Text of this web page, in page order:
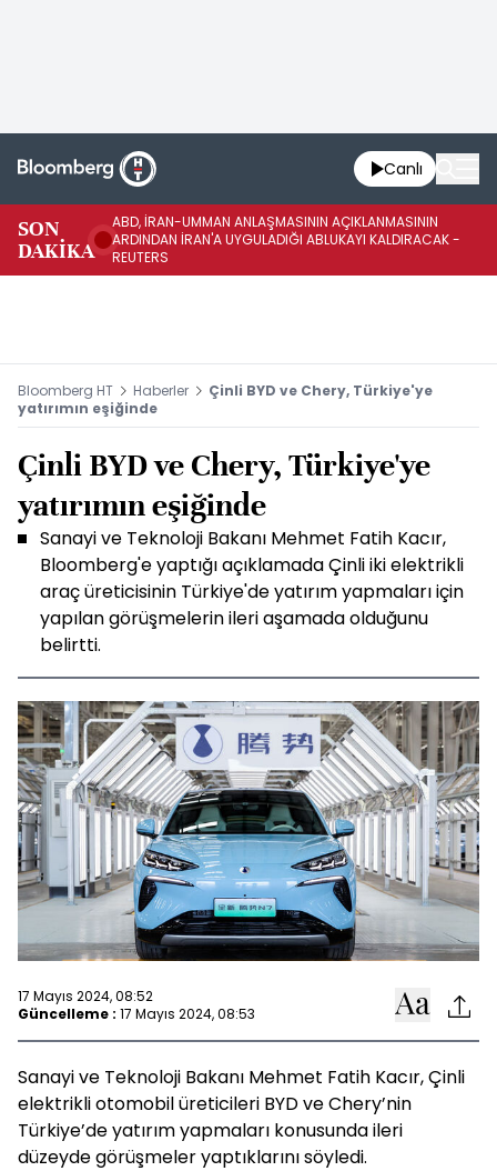
Canlı
SON
DAKİKA
ABD, İRAN-UMMAN ANLAŞMASININ AÇIKLANMASININ
ARDINDAN İRAN'A UYGULADIĞI ABLUKAYI KALDIRACAK -
REUTERS
Bloomberg HT Haberler
Çinli BYD ve Chery, Türkiye'ye
yatırımın eşiğinde
Çinli BYD ve Chery, Türkiye'ye
yatırımın eşiğinde
Sanayi ve Teknoloji Bakanı Mehmet Fatih Kacır,
Bloomberg'e yaptığı açıklamada Çinli iki elektrikli
araç üreticisinin Türkiye'de yatırım yapmaları için
yapılan görüşmelerin ileri aşamada olduğunu
belirtti.
17 Mayıs 2024, 08:52
Güncelleme : 17 Mayıs 2024, 08:53
Sanayi ve Teknoloji Bakanı Mehmet Fatih Kacır, Çinli
elektrikli otomobil üreticileri BYD ve Chery’nin
Türkiye’de yatırım yapmaları konusunda ileri
düzeyde görüşmeler yaptıklarını söyledi.